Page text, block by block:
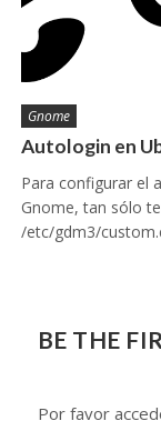
Gnome
Autologin en
Para configurar el
Gnome, tan sólo
/etc/gdm3/
BE THE
Por favor